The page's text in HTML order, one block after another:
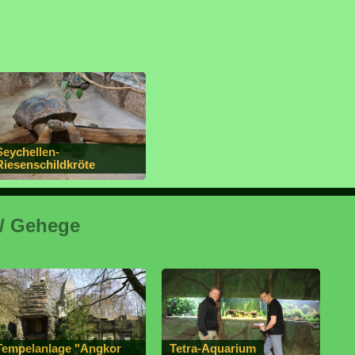
Gehege
"Angkor
Tetra-Aquarium